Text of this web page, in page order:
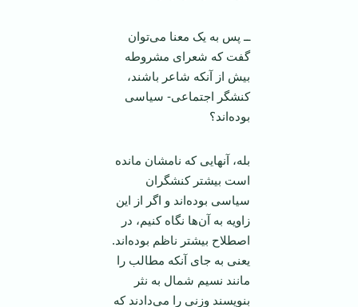
ــ پس به یک معنا می‌توان
گفت که شعرای مشروطه
بیش از آنکه شاعر باشند،
کنشگر اجتماعی- سیاسی
بوده‌اند؟
بله، آنهایی که نامشان مانده
است بیشتر کنشگران
سیاسی بوده‌اند و اگر از این
زاویه به آن‌ها نگاه کنیم، در
اصطلاح بیشتر ناظم بوده‌اند.
یعنی به جای آنکه مطالب را
مانند نسیم شمال به نثر
بنویسند وزنی را می‌دادند که